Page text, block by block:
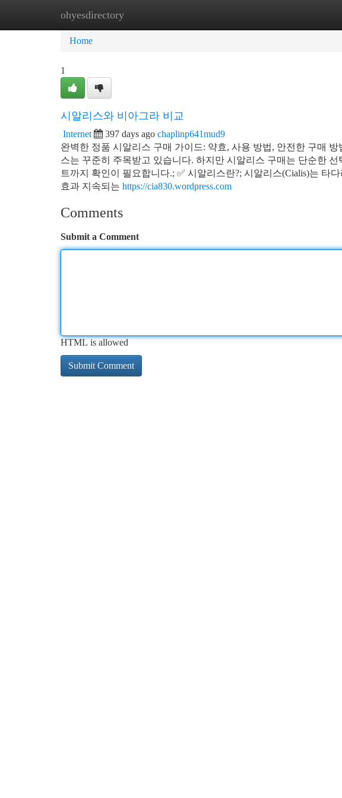
ohyesdirectory
Home New Site Listings
Home
1
시알리스와 비아그라 비교
Internet 397 days ago chaplinp641mud9
완벽한 정품 시알리스 구매 가이드: 약효, 사용 방법, 안전한 구매
스는 꾸준히 주목받고 있습니다. 하지만 시알리스 구매는 단순한
트까지 확인이 필요합니다.; ✅ 시알리스란?; 시알리스(Cialis)는 타
효과 지속되는 https://cia830.wordpress.com
Comments
Submit a Comment
HTML is allowed